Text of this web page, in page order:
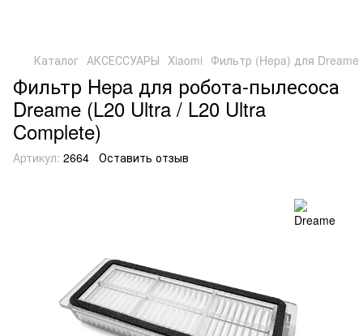
Каталог АКСЕССУАРЫ Xiaomi Фильтр (Hepa) для Dreame
Фильтр Hepa для робота-пылесоса
Dreame (L20 Ultra / L20 Ultra
Complete)
Артикул: 2664 Оставить отзыв